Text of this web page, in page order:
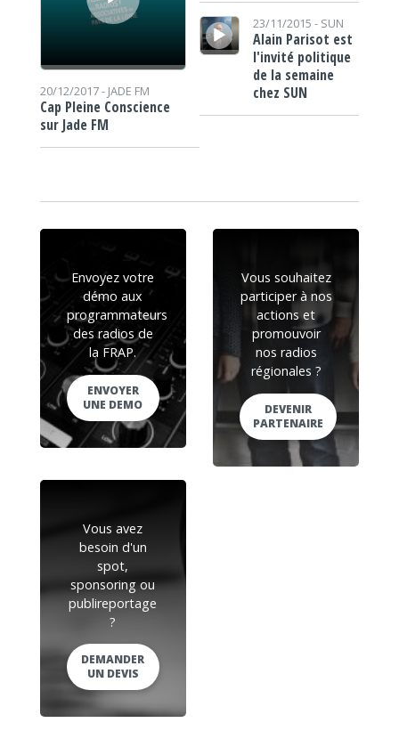
20/12/2017 - JADE FM
Cap Pleine Conscience
sur Jade FM
Lecteur audio
23/11/2015 - SUN
Alain Parisot est
l'invité politique
de la semaine
chez SUN
Envoyez votre
démo aux
programmateurs
des radios de
la FRAP.
ENVOYER
UNE DEMO
Vous souhaitez
participer à nos
actions et
promouvoir
nos radios
régionales ?
DEVENIR
PARTENAIRE
Vous avez
besoin d'un
spot,
sponsoring ou
publireportage
?
DEMANDER
UN DEVIS